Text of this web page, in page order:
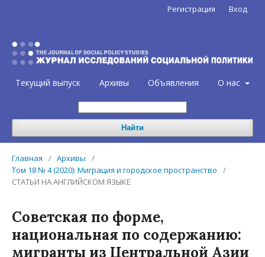
Текущий выпуск Архивы Объявления О нас
Найти
Регистрация Вход
Главная / Архивы
/
Том 18 № 4 (2020): Миграция и городское пространство
/
СТАТЬИ НА АНГЛИЙСКОМ ЯЗЫКЕ
Советская по форме,
национальная по содержанию:
мигранты из Центральной Азии